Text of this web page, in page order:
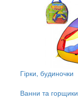
Гірки, будиночки
Ванни та горщики